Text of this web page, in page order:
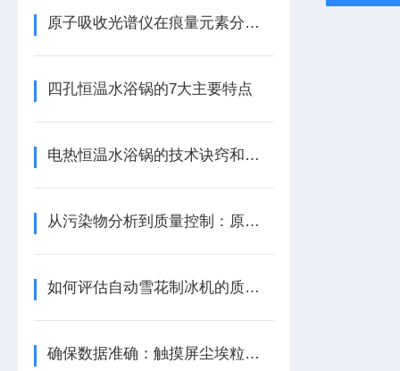
原子吸收光谱仪在痕量元素分析中的高灵敏度应用
四孔恒温水浴锅的7大主要特点
电热恒温水浴锅的技术诀窍和加工指南
从污染物分析到质量控制：原子荧光光谱仪的多重用途
如何评估自动雪花制冰机的质量与性能
确保数据准确：触摸屏尘埃粒子计数器的定期校准与维护